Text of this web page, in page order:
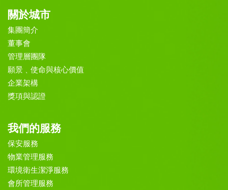
關於城市
集團簡介
董事會
管理層團隊
願景﹑使命與核心價值
企業架構
獎項與認證
我們的服務
保安服務
物業管理服務
環境衛生潔淨服務
會所管理服務